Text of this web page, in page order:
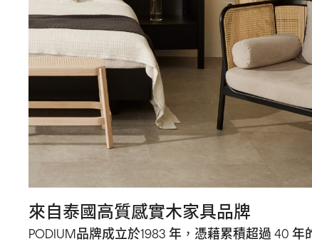
來自泰國高質感實木家具品牌
PODIUM品牌成立於1983 年，憑藉累積超過 40